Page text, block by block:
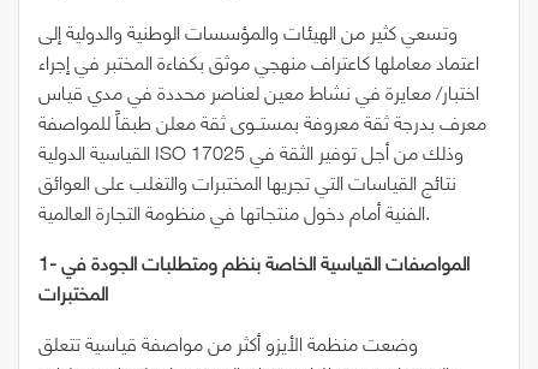
وتسعي كثير من الهيئات والمؤسسات الوطنية والدولية إلى
اعتماد معاملها كاعتراف منهجي موثق بكفاءة المختبر في إجراء
اختبار/ معايرة في نشاط معين لعناصر محددة في مدي قياس
معرف بدرجة ثقة معروفة بمستــوى ثقة معلن طبقاً للمواصفة
القياسية الدولية ISO 17025 وذلك من أجل توفير الثقة في
نتائج القياسات التي تجريها المختبرات والتغلب على العوائق
الفنية أمام دخول منتجاتها في منظومة التجارة العالمية.
1- المواصفات القياسية الخاصة بنظم ومتطلبات الجودة في
المختبرات
وضعت منظمة الأيزو أكثر من مواصفة قياسية تتعلق